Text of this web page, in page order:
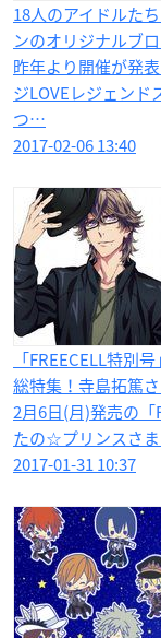
18人のアイドルた
ンのオリジナルブ
昨年より開催が発
ジLOVEレジェン
つ…
2017-02-06 13:40
「FREECELL特別
総特集！寺島拓篤
2月6日(月)発売の「
たの☆プリンスさ
2017-01-31 10:37